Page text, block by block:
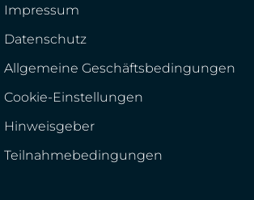
Impressum
Datenschutz
Allgemeine Geschäftsbedingungen
Cookie-Einstellungen
Hinweisgeber
Teilnahmebedingungen